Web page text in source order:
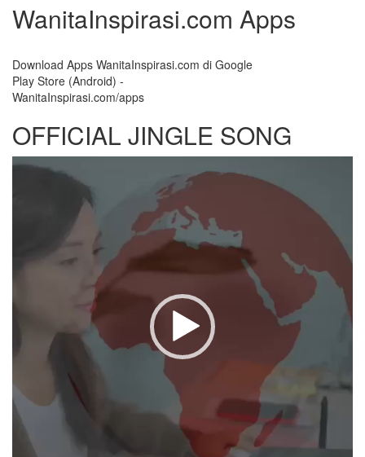
WanitaInspirasi.com Apps
Download Apps WanitaInspirasi.com di Google
Play Store (Android) -
WanitaInspirasi.com/apps
OFFICIAL JINGLE SONG
Video